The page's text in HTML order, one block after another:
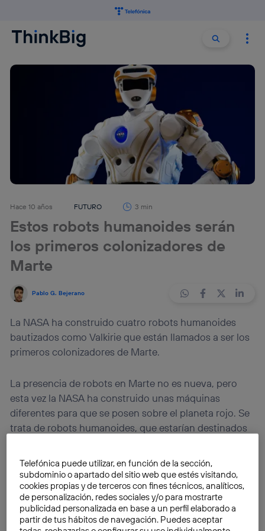
Buscar
Hace 10 años FUTURO 3 min
Estos robots humanoides serán
los primeros colonizadores de
Marte
Pablo G. Bejerano
La NASA ha construido cuatro robots humanoides
bautizados como Valkirie que están llamados a ser los
primeros colonizadores de Marte.
La presencia de robots en Marte no es nueva, pero
esta vez la NASA ha construido unas máquinas
diferentes para que se posen sobre el planeta rojo. Se
trata de robots humanoides, que estarían destinados
marciana con una morfología similar a la humana. La
agencia espacial estadounidense lleva años
trabajando enestos androides de 1,82 metros de alto
y 136 Kg de peso. El objetivo es que sirvan para tareas
mucho más complejas que las desarrolladas por los
Telefónica puede utilizar, en función de la sección,
subdominio o apartado del sitio web que estés visitando,
cookies propias y de terceros con fines técnicos, analíticos,
de personalización, redes sociales y/o para mostrarte
publicidad personalizada en base a un perfil elaborado a
partir de tus hábitos de navegación. Puedes aceptar